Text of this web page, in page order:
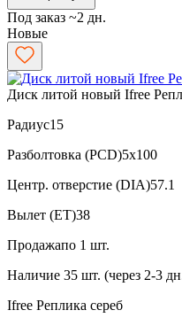
Под заказ ~2 дн.
Новые
Диск литой новый Ifree
Радиус15
Разболтовка (PCD)5x100
Центр. отверстие (DIA)57.1
Вылет (ET)38
Продажапо 1 шт.
Наличие 35 шт. (через 2-3
Ifree Реплика сереб